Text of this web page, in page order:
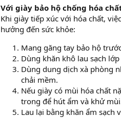
Với giày bảo hộ chống hóa
Khi giày tiếp xúc với hóa chất,
hưởng đến sức khỏe:
Mang găng tay bảo hộ
Dùng khăn khô lau sạch
Dùng dung dịch xà phòng
chải mềm.
Nếu giày có mùi hóa chất
trong để hút ẩm và khử
Lau lại bằng khăn ẩm sạch